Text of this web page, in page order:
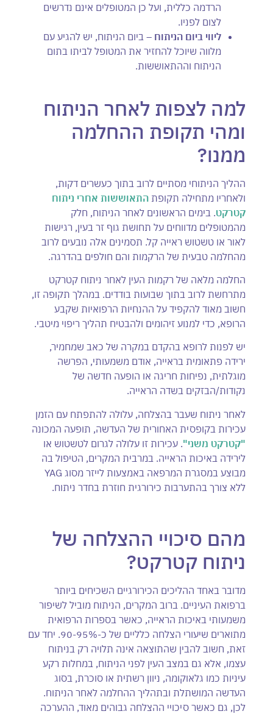
הרדמה כללית, ועל כן המטופלים אינם נדרשים
לצום לפניו.
ליווי ביום הניתוח – ביום הניתוח, יש להגיע עם
מלווה שיוכל להחזיר את המטופל לביתו בתום
הניתוח וההתאוששות.
למה לצפות לאחר הניתוח
ומהי תקופת ההחלמה
ממנו?
ההליך הניתוחי מסתיים לרוב בתוך כעשרים דקות,
ולאחריו מתחילה תקופת התאוששות אחרי ניתוח
קטרקט. בימים הראשונים לאחר הניתוח, חלק
מהמטופלים מדווחים על תחושת גוף זר בעין, רגישות
לאור או טשטוש ראייה קל. תסמינים אלה נובעים לרוב
מהחלמה טבעית של הרקמות והם חולפים בהדרגה.
החלמה מלאה של רקמות העין לאחר ניתוח קטרקט
מתרחשת לרוב בתוך שבועות בודדים. במהלך תקופה זו,
חשוב מאוד להקפיד על ההנחיות הרפואיות שקבע
הרופא, כדי למנוע זיהומים ולהבטיח תהליך ריפוי מיטבי.
יש לפנות לרופא בהקדם במקרה של כאב שמחמיר,
ירידה פתאומית בראייה, אודם משמעותי, הפרשה
מוגלתית, נפיחות חריגה או הופעה חדשה של
נקודות/הבזקים בשדה הראייה.
לאחר ניתוח שעבר בהצלחה, עלולה להתפתח עם הזמן
עכירות בקופסית האחורית של העדשה, תופעה המכונה
"קטרקט משני". עכירות זו עלולה לגרום לטשטוש או
לירידה באיכות הראייה. במרבית המקרים, הטיפול בה
מבוצע במסגרת המרפאה באמצעות לייזר מסוג YAG
ללא צורך בהתערבות כירורגית חוזרת בחדר ניתוח.
מהם סיכויי ההצלחה של
ניתוח קטרקט?
מדובר באחד ההליכים הכירורגיים השכיחים ביותר
ברפואת העיניים. ברוב המקרים, הניתוח מוביל לשיפור
משמעותי באיכות הראייה, כאשר בספרות הרפואית
מתוארים שיעורי הצלחה כלליים של כ-95%-90. יחד עם
זאת, חשוב להבין שהתוצאה אינה תלויה רק בניתוח
עצמו, אלא גם במצב העין לפני הניתוח, במחלות רקע
עיניות כמו גלאוקומה, ניוון רשתית או סוכרת, בסוג
העדשה המושתלת ובתהליך ההחלמה לאחר הניתוח.
לכן, גם כאשר סיכויי ההצלחה גבוהים מאוד, ההערכה